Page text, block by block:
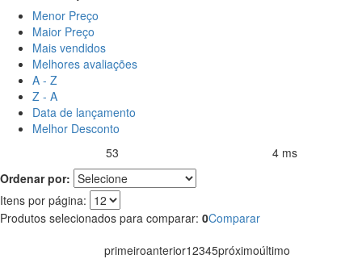
Menor Preço
Maior Preço
Mais vendidos
Melhores avaliações
A - Z
Z - A
Data de lançamento
Melhor Desconto
53
4 ms
Ordenar por:
Itens por página:
Produtos selecionados para comparar: 0Comparar
primeiroanterior12345próximoúltimo